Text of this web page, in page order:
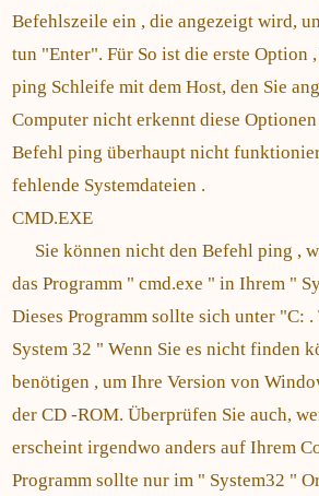
Befehlszeile ein , die angezeigt wird,
tun "Enter". Für So ist die erste Option
ping Schleife mit dem Host, den Sie
Computer nicht erkennt diese
Befehl ping überhaupt nicht
fehlende Systemdateien .
CMD.EXE
Sie können nicht den Befehl ping ,
das Programm " cmd.exe " in Ihrem "
Dieses Programm sollte sich unter "C:
System 32 " Wenn Sie es nicht finden
benötigen , um Ihre Version von
der CD -ROM. Überprüfen Sie auch,
erscheint irgendwo anders auf Ihrem
Programm sollte nur im " System32 "